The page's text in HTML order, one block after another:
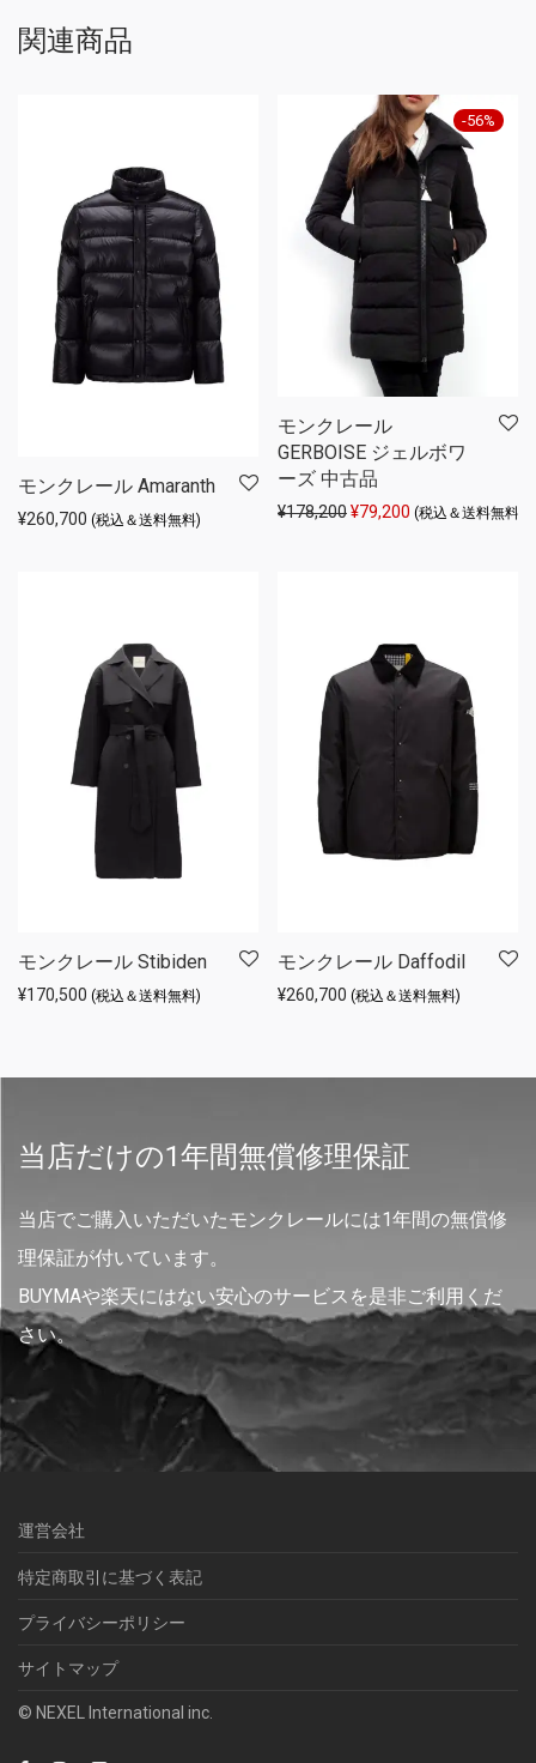
関連商品
モンクレール Amaranth
¥260,700 (税込＆送料無料)
-56%
モンクレール
GERBOISE ジェルボワ
ーズ 中古品
¥178,200元の価格は ¥178,200 で
¥79,200 現在の価格は
(税込＆送料無料)
モンクレール Stibiden
¥170,500 (税込＆送料無料)
モンクレール Daffodil
¥260,700 (税込＆送料無料)
当店だけの1年間無償修理保証
当店でご購入いただいたモンクレールには1年間の無償修
理保証が付いています。
BUYMAや楽天にはない安心のサービスを是非ご利用くだ
さい。
運営会社
特定商取引に基づく表記
プライバシーポリシー
サイトマップ
© NEXEL International inc.